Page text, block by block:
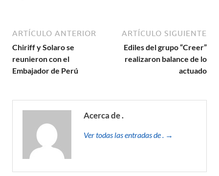
ARTÍCULO ANTERIOR
Chiriff y Solaro se
reunieron con el
Embajador de Perú
ARTÍCULO SIGUIENTE
Ediles del grupo “Creer”
realizaron balance de lo
actuado
Acerca de .
Ver todas las entradas de . →